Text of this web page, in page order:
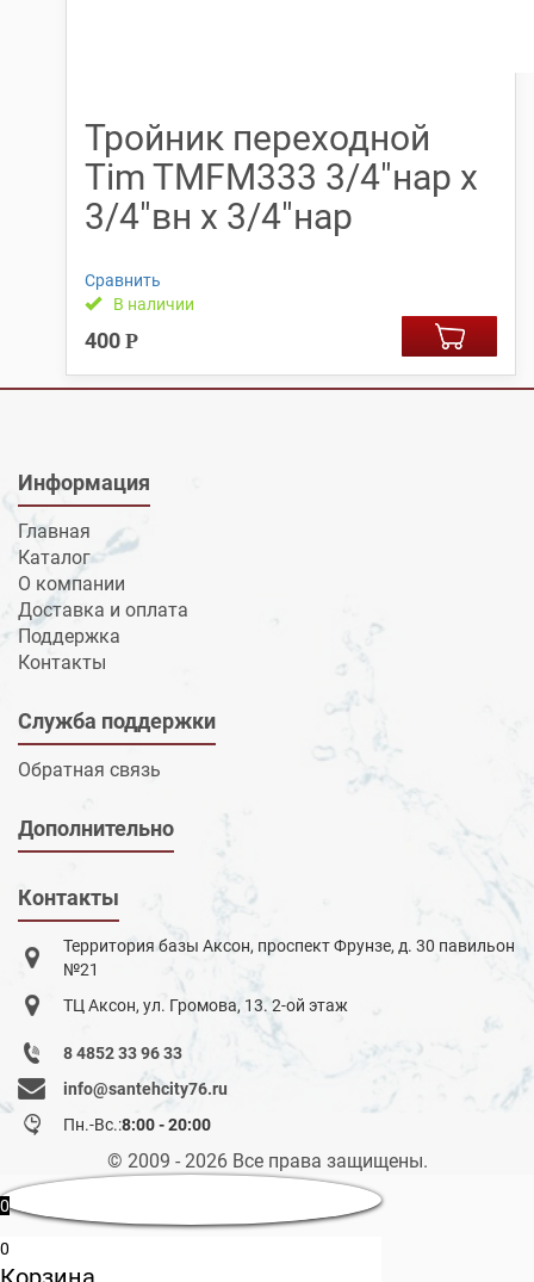
Тройник переходной
Tim TMFM333 3/4″нар х
3/4″вн х 3/4″нар
Сравнить
В наличии
400 Р
Информация
Главная
Каталог
О компании
Доставка и оплата
Поддержка
Контакты
Служба поддержки
Обратная связь
Дополнительно
Контакты
Территория базы Аксон, проспект Фрунзе, д. 30 павильон
№21
ТЦ Аксон, ул. Громова, 13. 2-ой этаж
8 4852 33 96 33
info@santehcity76.ru
Пн.-Вс.:8:00 - 20:00
© 2009 - 2026 Все права защищены.
0
0